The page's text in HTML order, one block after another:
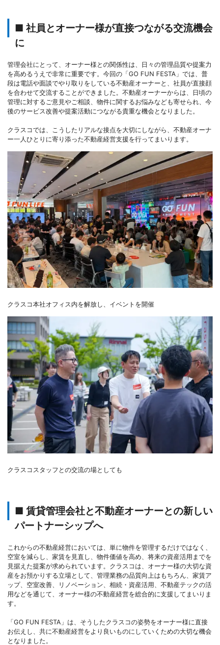
■ 社員とオーナー様が直接つながる交流機会
に
管理会社にとって、オーナー様との関係性は、日々の管理品質や提案力
を高めるうえで非常に重要です。今回の「GO FUN FESTA」では、普
段は電話や面談でやり取りをしている不動産オーナーと、社員が直接顔
を合わせて交流することができました。不動産オーナーからは、日頃の
管理に対するご意見やご相談、物件に関するお悩みなども寄せられ、今
後のサービス改善や提案活動につながる貴重な機会となりました。
クラスコでは、こうしたリアルな接点を大切にしながら、不動産オーナ
ー一人ひとりに寄り添った不動産経営支援を行ってまいります。
クラスコ本社オフィス内を解放し、イベントを開催
クラスコスタッフとの交流の場としても
■ 賃貸管理会社と不動産オーナーとの新しい
パートナーシップへ
これからの不動産経営においては、単に物件を管理するだけではなく、
空室を減らし、家賃を見直し、物件価値を高め、将来の資産活用までを
見据えた提案が求められています。クラスコは、オーナー様の大切な資
産をお預かりする立場として、管理業務の品質向上はもちろん、家賃ア
ップ、空室改善、リノベーション、相続・資産活用、不動産テックの活
用などを通じて、オーナー様の不動産経営を総合的に支援してまいりま
す。
「GO FUN FESTA」は、そうしたクラスコの姿勢をオーナー様に直接
お伝えし、共に不動産経営をより良いものにしていくための大切な機会
となりました。